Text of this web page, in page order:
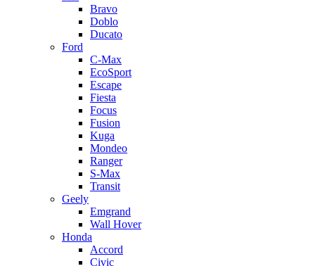
Bravo
Doblo
Ducato
Ford
C-Max
EcoSport
Escape
Fiesta
Focus
Fusion
Kuga
Mondeo
Ranger
S-Max
Transit
Geely
Emgrand
Wall Hover
Honda
Accord
Civic